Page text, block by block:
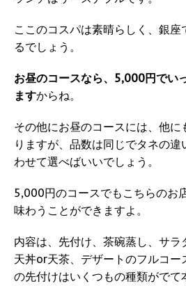
ここのコスパは素晴らしく、銀座
るでしょう。
お昼のコースなら、5,000円でい
ますからね。
その他にお昼のコースには、他
りますが、品数は同じでタネの
わせて選べばいいでしょう。
5,000円のコースでもこちらのお
味わうことができますよ。
内容は、先付け、茶碗蒸し、サラ
天丼or天茶、デザートのフルコー
の先付けはいくつもの種類がでて